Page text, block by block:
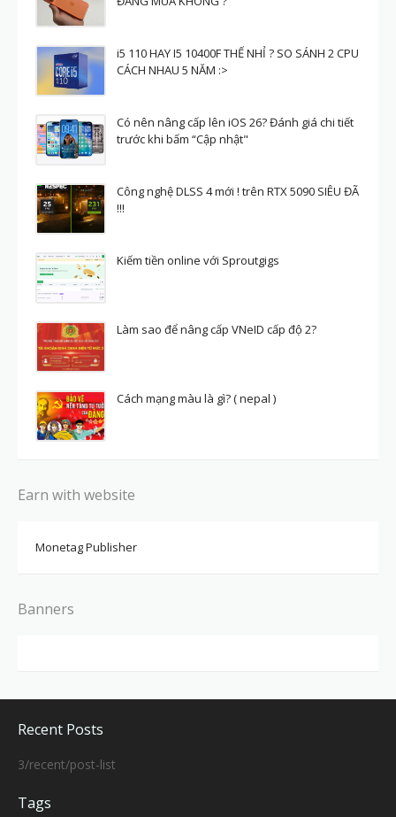
i5 110 HAY I5 10400F THẾ NHỈ ? SO SÁNH 2 CPU
CÁCH NHAU 5 NĂM :>
Có nên nâng cấp lên iOS 26? Đánh giá chi tiết
trước khi bấm “Cập nhật"
Công nghệ DLSS 4 mới ! trên RTX 5090 SIÊU ĐÃ
!!!
Kiếm tiền online với Sproutgigs
Làm sao để nâng cấp VNeID cấp độ 2?
Cách mạng màu là gì? ( nepal )
Earn with website
Monetag Publisher
Banners
Recent Posts
3/recent/post-list
Tags